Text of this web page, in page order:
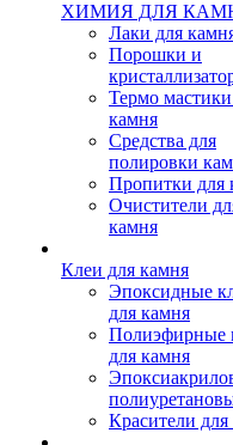
ХИМИЯ ДЛЯ
Лаки для
Порошки и
Термо
камня
Средства для
полировки
Пропитки для
Очистители
камня
Клеи для камня
Эпоксидные
для камня
Полиэфирные
для камня
Красители для